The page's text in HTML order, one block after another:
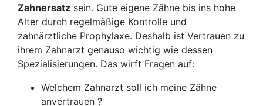
Zahnersatz sein. Gute eigene Zähne bis ins hohe
Alter durch regelmäßige Kontrolle und
zahnärztliche Prophylaxe. Deshalb ist Vertrauen zu
ihrem Zahnarzt genauso wichtig wie dessen
Spezialisierungen. Das wirft Fragen auf:
Welchem Zahnarzt soll ich meine Zähne
anvertrauen ?